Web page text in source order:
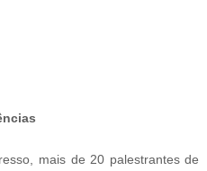
mais de 20 palestrantes de